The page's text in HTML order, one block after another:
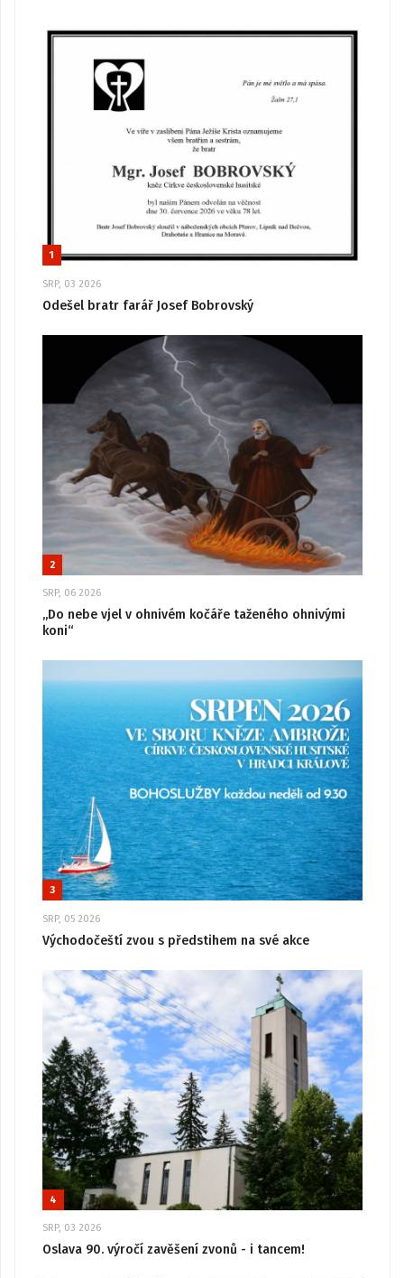
1
SRP, 03 2026
Odešel bratr farář Josef Bobrovský
2
SRP, 06 2026
„Do nebe vjel v ohnivém kočáře taženého ohnivými
koni“
3
SRP, 05 2026
Východočeští zvou s předstihem na své akce
4
SRP, 03 2026
Oslava 90. výročí zavěšení zvonů - i tancem!